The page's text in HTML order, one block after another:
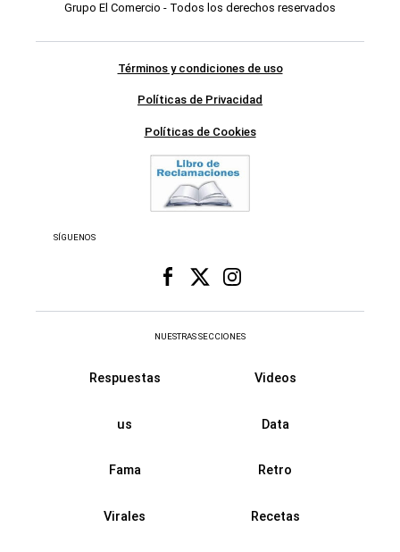
Grupo El Comercio - Todos los derechos reservados
Términos y condiciones de uso
Políticas de Privacidad
Políticas de Cookies
SÍGUENOS
NUESTRAS SECCIONES
Respuestas Videos
us Data
Fama Retro
Virales Recetas